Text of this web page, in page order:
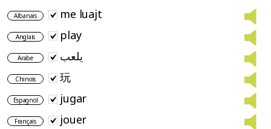
Albanais me luajt
Anglais play
Arabe يلعب
Chinois 玩
Espagnol jugar
Français jouer